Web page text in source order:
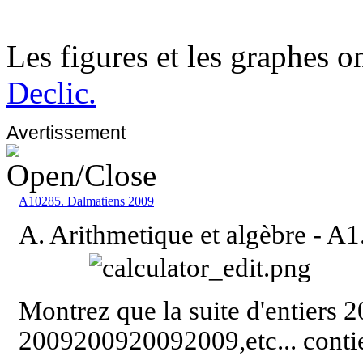
Les figures et les graphes
Declic.
Avertissement
A10285. Dalmatiens 2009
A. Arithmetique et algèbre -
Montrez que la suite d'entiers
2009200920092009,etc...